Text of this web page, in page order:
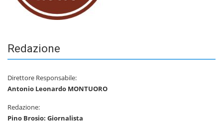
Redazione
Direttore Responsabile:
Antonio Leonardo MONTUORO
Redazione:
Pino Brosio: Giornalista